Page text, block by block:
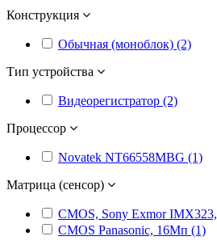
Конструкция
Обычная (моноблок) (2)
Тип устройства
Видеорегистратор (2)
Процессор
Novatek NT66558MBG (1)
Матрица (сенсор)
CMOS, Sony Exmor
CMOS Panasonic, 16Мп (1)